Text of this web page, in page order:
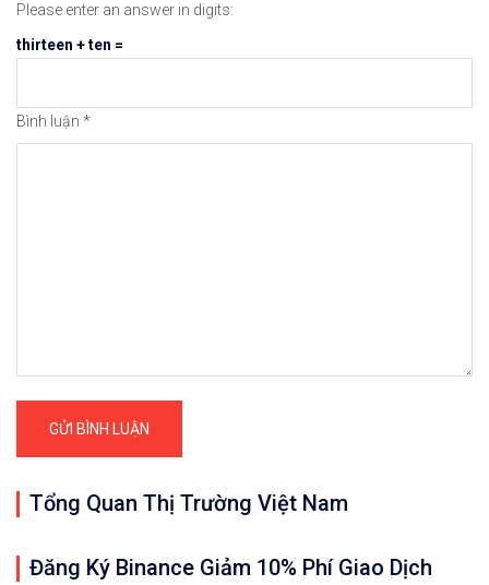
Please enter an answer in digits:
thirteen + ten =
Bình luận *
Tổng Quan Thị Trường Việt Nam
Đăng Ký Binance Giảm 10% Phí Giao Dịch